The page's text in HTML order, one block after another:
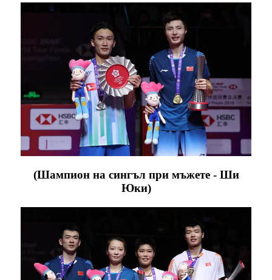
(Шампион на сингъл при мъжете - Ши
Юки)